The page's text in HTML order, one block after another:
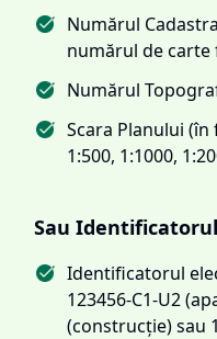
Numărul
numărul de carte
Numărul
Scara Planului
1:500, 1:1000,
Sau
Identificatorul
123456-C1-U2
(construcție) sau